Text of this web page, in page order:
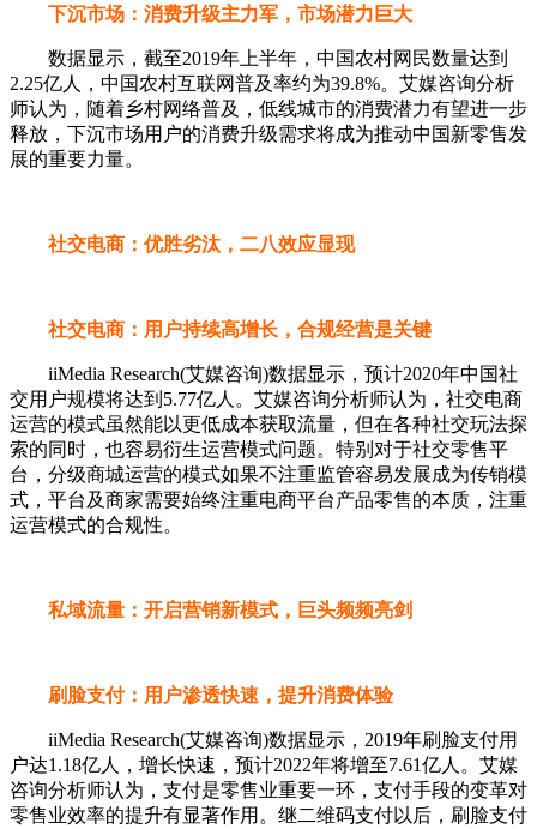
下沉市场：消费升级主力军，市场潜力巨大
数据显示，截至2019年上半年，中国农村网民数量达到
2.25亿人，中国农村互联网普及率约为39.8%。艾媒咨询分析
师认为，随着乡村网络普及，低线城市的消费潜力有望进一步
释放，下沉市场用户的消费升级需求将成为推动中国新零售发
展的重要力量。
社交电商：优胜劣汰，二八效应显现
社交电商：用户持续高增长，合规经营是关键
iiMedia Research(艾媒咨询)数据显示，预计2020年中国社
交用户规模将达到5.77亿人。艾媒咨询分析师认为，社交电商
运营的模式虽然能以更低成本获取流量，但在各种社交玩法探
索的同时，也容易衍生运营模式问题。特别对于社交零售平
台，分级商城运营的模式如果不注重监管容易发展成为传销模
式，平台及商家需要始终注重电商平台产品零售的本质，注重
运营模式的合规性。
私域流量：开启营销新模式，巨头频频亮剑
刷脸支付：用户渗透快速，提升消费体验
iiMedia Research(艾媒咨询)数据显示，2019年刷脸支付用
户达1.18亿人，增长快速，预计2022年将增至7.61亿人。艾媒
咨询分析师认为，支付是零售业重要一环，支付手段的变革对
零售业效率的提升有显著作用。继二维码支付以后，刷脸支付